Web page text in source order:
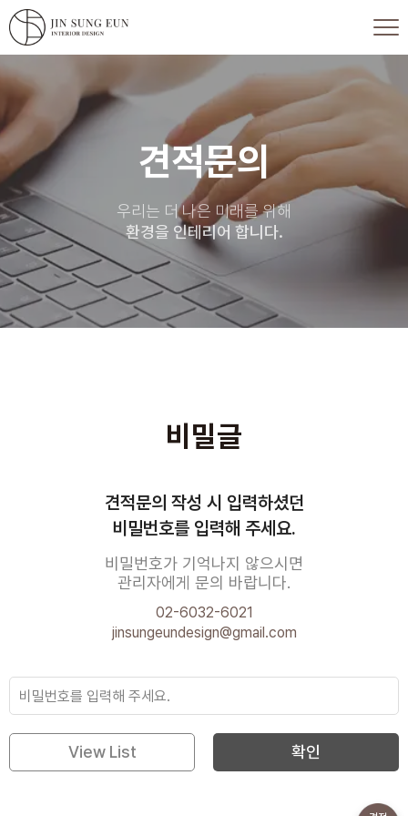
견적문의
우리는 더 나은 미래를 위해
환경을 인테리어 합니다.
비밀글
견적문의 작성 시 입력하셨던
비밀번호를 입력해 주세요.
비밀번호가 기억나지 않으시면
관리자에게 문의 바랍니다.
02-6032-6021
jinsungeundesign@gmail.com
View List 확인